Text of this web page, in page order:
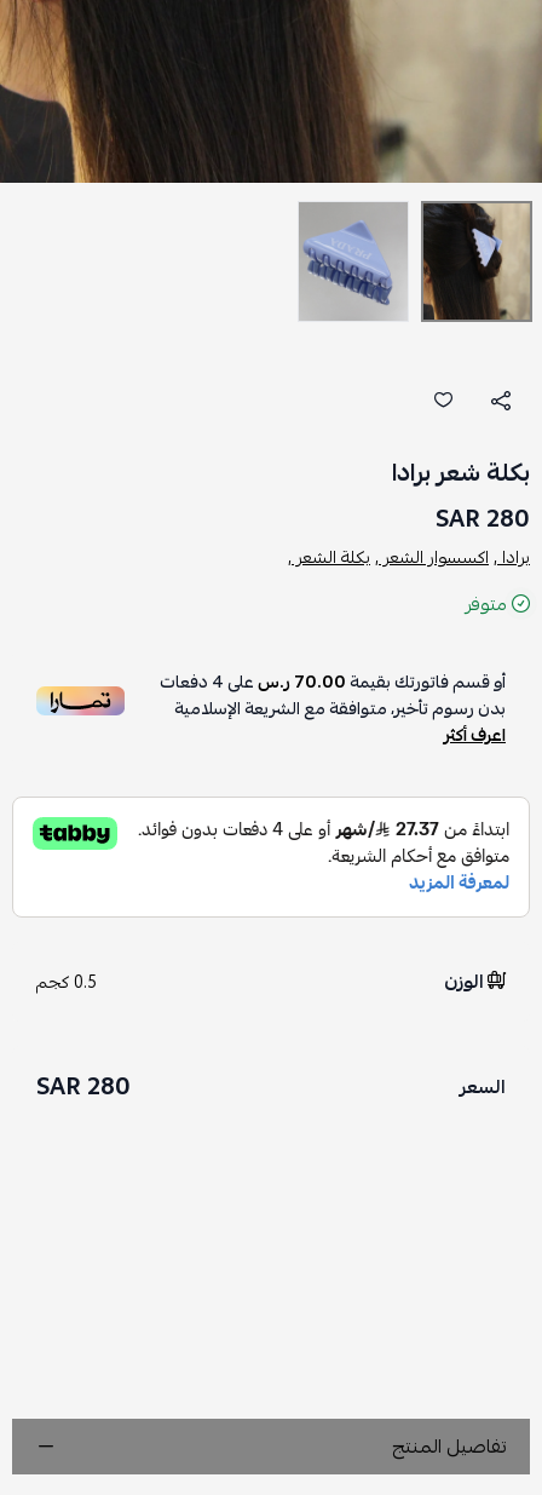
بكلة شعر برادا
280 SAR
برادا ,اكسسوار الشعر ,بكلة الشعر ,
متوفر
أو قسم فاتورتك بقيمة70.00 ر.س على4دفعات
بدون رسوم تأخير، متوافقة مع الشريعة الإسلامية
اعرف أكثر
الوزن 0.5 كجم
السعر 280 SAR
تفاصيل المنتج